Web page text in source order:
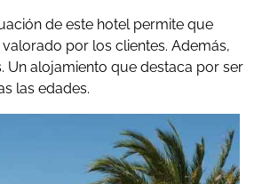
de este hotel permite que
por los clientes. Además,
Un alojamiento que destaca por ser
las edades.